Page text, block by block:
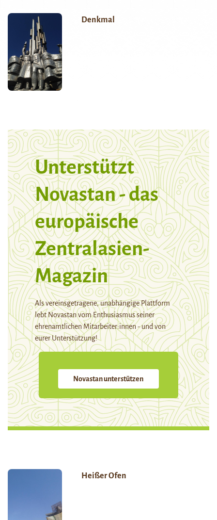
Denkmal
Unterstützt
Novastan - das
europäische
Zentralasien-
Magazin
Als vereinsgetragene, unabhängige Plattform
lebt Novastan vom Enthusiasmus seiner
ehrenamtlichen Mitarbeiter:innen - und von
eurer Unterstützung!
Novastan unterstützen
Heißer Ofen